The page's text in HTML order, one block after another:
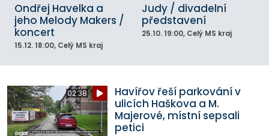
Ondřej Havelka a
jeho Melody Makers /
koncert
15.12. 18:00, Celý MS kraj
Judy / divadelní
představení
25.10. 19:00, Celý MS kraj
02:38
Havířov řeší parkování v
ulicích Haškova a M.
Majerové, místní sepsali
petici